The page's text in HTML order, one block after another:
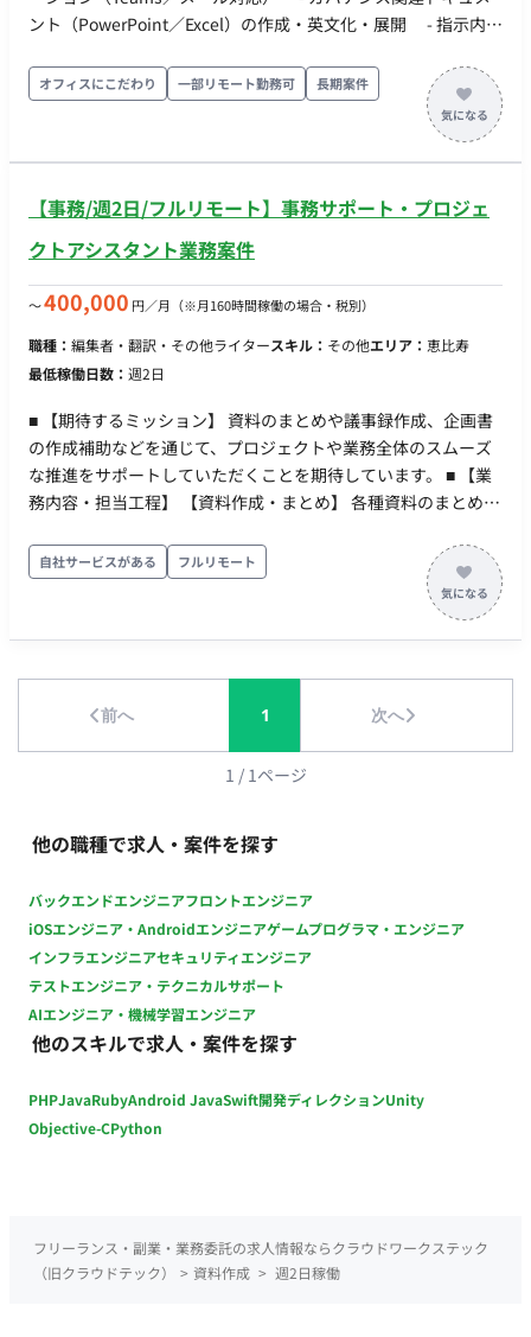
ント（PowerPoint／Excel）の作成・英文化・展開 - 指示内容
グローバル向け研修資料およびトークスクリプト作成支援 -
ITガバナンス関連のデータ整理およびレポート作成補助 ・受注
背景： - グループ全体のITガバナンス体制強化の一環として、
海外拠点との連携強化を目的に英語対応人材の増強が必要 -
びドキュメント作成フェーズを外部で補完するため ・勤務形
態：リモート中心（月1～2出社） ・勤務場所：東京 ・稼働時
オフィスにこだわり 一部リモート勤務可 長期案件
【事務/週2日/フルリモート】事務サポート・プロジェ
クトアシスタント業務案件
〜400,000 円／月 （※月160時間稼働の場合・税別）
職種： 編集者・翻訳・その他ライタースキル： その他エリア： 恵比寿
最低稼働日数： 週2日
■ 【期待するミッション】 資料のまとめや議事録作成、企画書
の作成補助などを通じて、プロジェクトや業務全体のスムーズ
な推進をサポートしていただくことを期待しています。 ■ 【業
務内容・担当工程】 【資料作成・まとめ】 各種資料のまとめや
議や打ち合わせに同席し、要点をまとめた議事録を作成しま
す。 【企画書作成サポート】 プロジェクトに関する企画書の作
日 ・ リモート稼働：フルリモート ・ フレックス稼働：可能
自社サービスがある フルリモート
前へ 1 次へ
1 / 1ページ
他の職種で求人・案件を探す
バックエンドエンジニアフロントエンジニア
iOSエンジニア・Androidエンジニアゲームプログラマ・エンジニア
インフラエンジニアセキュリティエンジニア
テストエンジニア・テクニカルサポート
AIエンジニア・機械学習エンジニア
他のスキルで求人・案件を探す
PHPJavaRubyAndroid JavaSwift開発ディレクションUnity
Objective-CPython
フリーランス・副業・業務委託の求人情報ならクラウドワークステック
（旧クラウドテック）
> 資料作成 > 週2日稼働